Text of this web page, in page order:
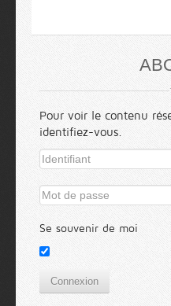
Pour voir le contenu
identifiez-vous.
Se souvenir de moi
Connexion